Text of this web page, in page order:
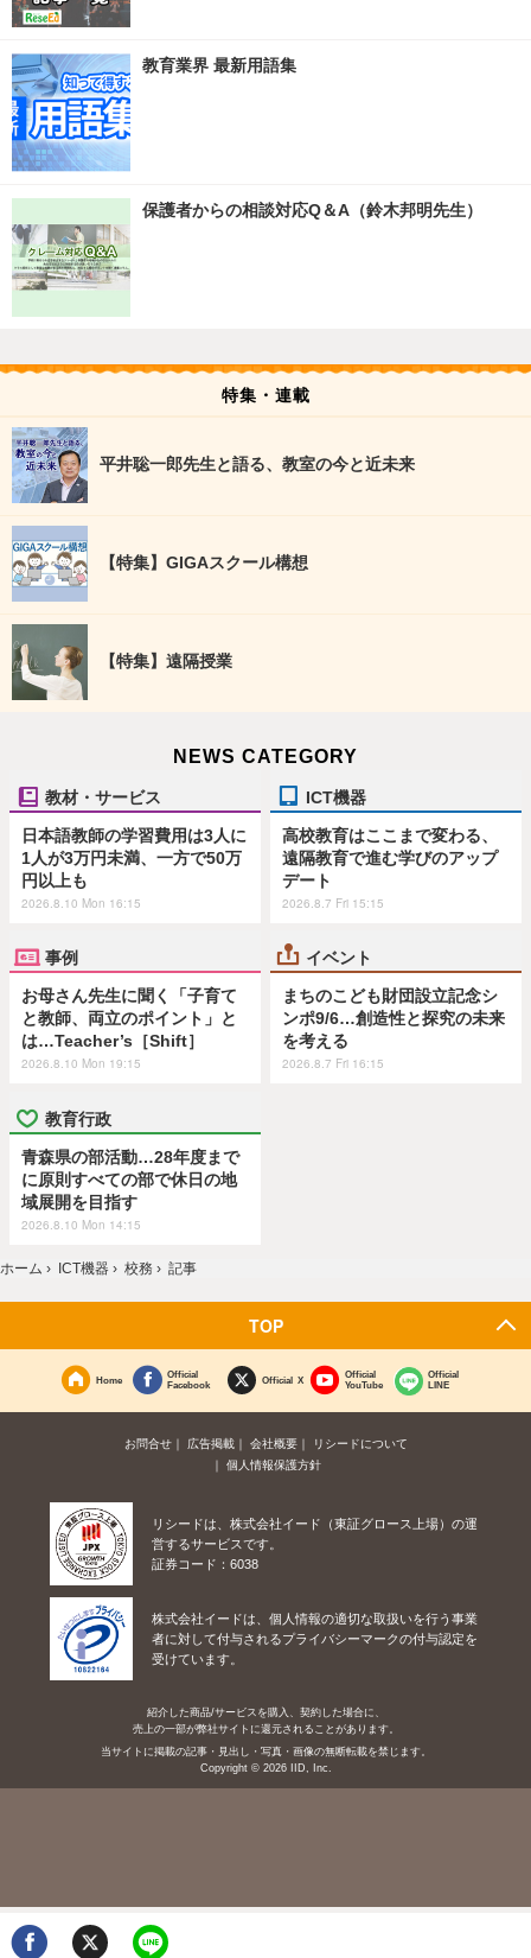
教育業界 最新用語集
保護者からの相談対応Q＆A（鈴木邦明先生）
特集・連載
平井聡一郎先生と語る、教室の今と近未来
【特集】GIGAスクール構想
【特集】遠隔授業
NEWS CATEGORY
教材・サービス
日本語教師の学習費用は3人に
1人が3万円未満、一方で50万
円以上も
2026.8.10 Mon 16:15
ICT機器
高校教育はここまで変わる、
遠隔教育で進む学びのアップ
デート
2026.8.7 Fri 15:15
事例
お母さん先生に聞く「子育て
と教師、両立のポイント」と
は…Teacher’s［Shift］
2026.8.10 Mon 19:15
イベント
まちのこども財団設立記念シ
ンポ9/6…創造性と探究の未来
を考える
2026.8.7 Fri 16:15
教育行政
青森県の部活動…28年度まで
に原則すべての部で休日の地
域展開を目指す
2026.8.10 Mon 14:15
ホーム › ICT機器 › 校務 › 記事
TOP
Home
Official
Facebook
Official X
Official
YouTube
Official
LINE
お問合せ 広告掲載 会社概要
リシードについて
個人情報保護方針
リシードは、株式会社イード（東証グロース上場）の運
営するサービスです。
証券コード：6038
株式会社イードは、個人情報の適切な取扱いを行う事業
者に対して付与されるプライバシーマークの付与認定を
受けています。
紹介した商品/サービスを購入、契約した場合に、
売上の一部が弊社サイトに還元されることがあります。
当サイトに掲載の記事・見出し・写真・画像の無断転載を禁じます。
Copyright © 2026 IID, Inc.